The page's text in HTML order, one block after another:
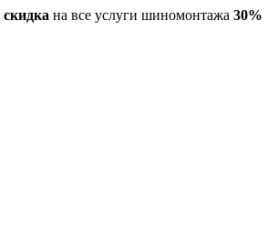
скидка на все услуги шиномонтажа 30%